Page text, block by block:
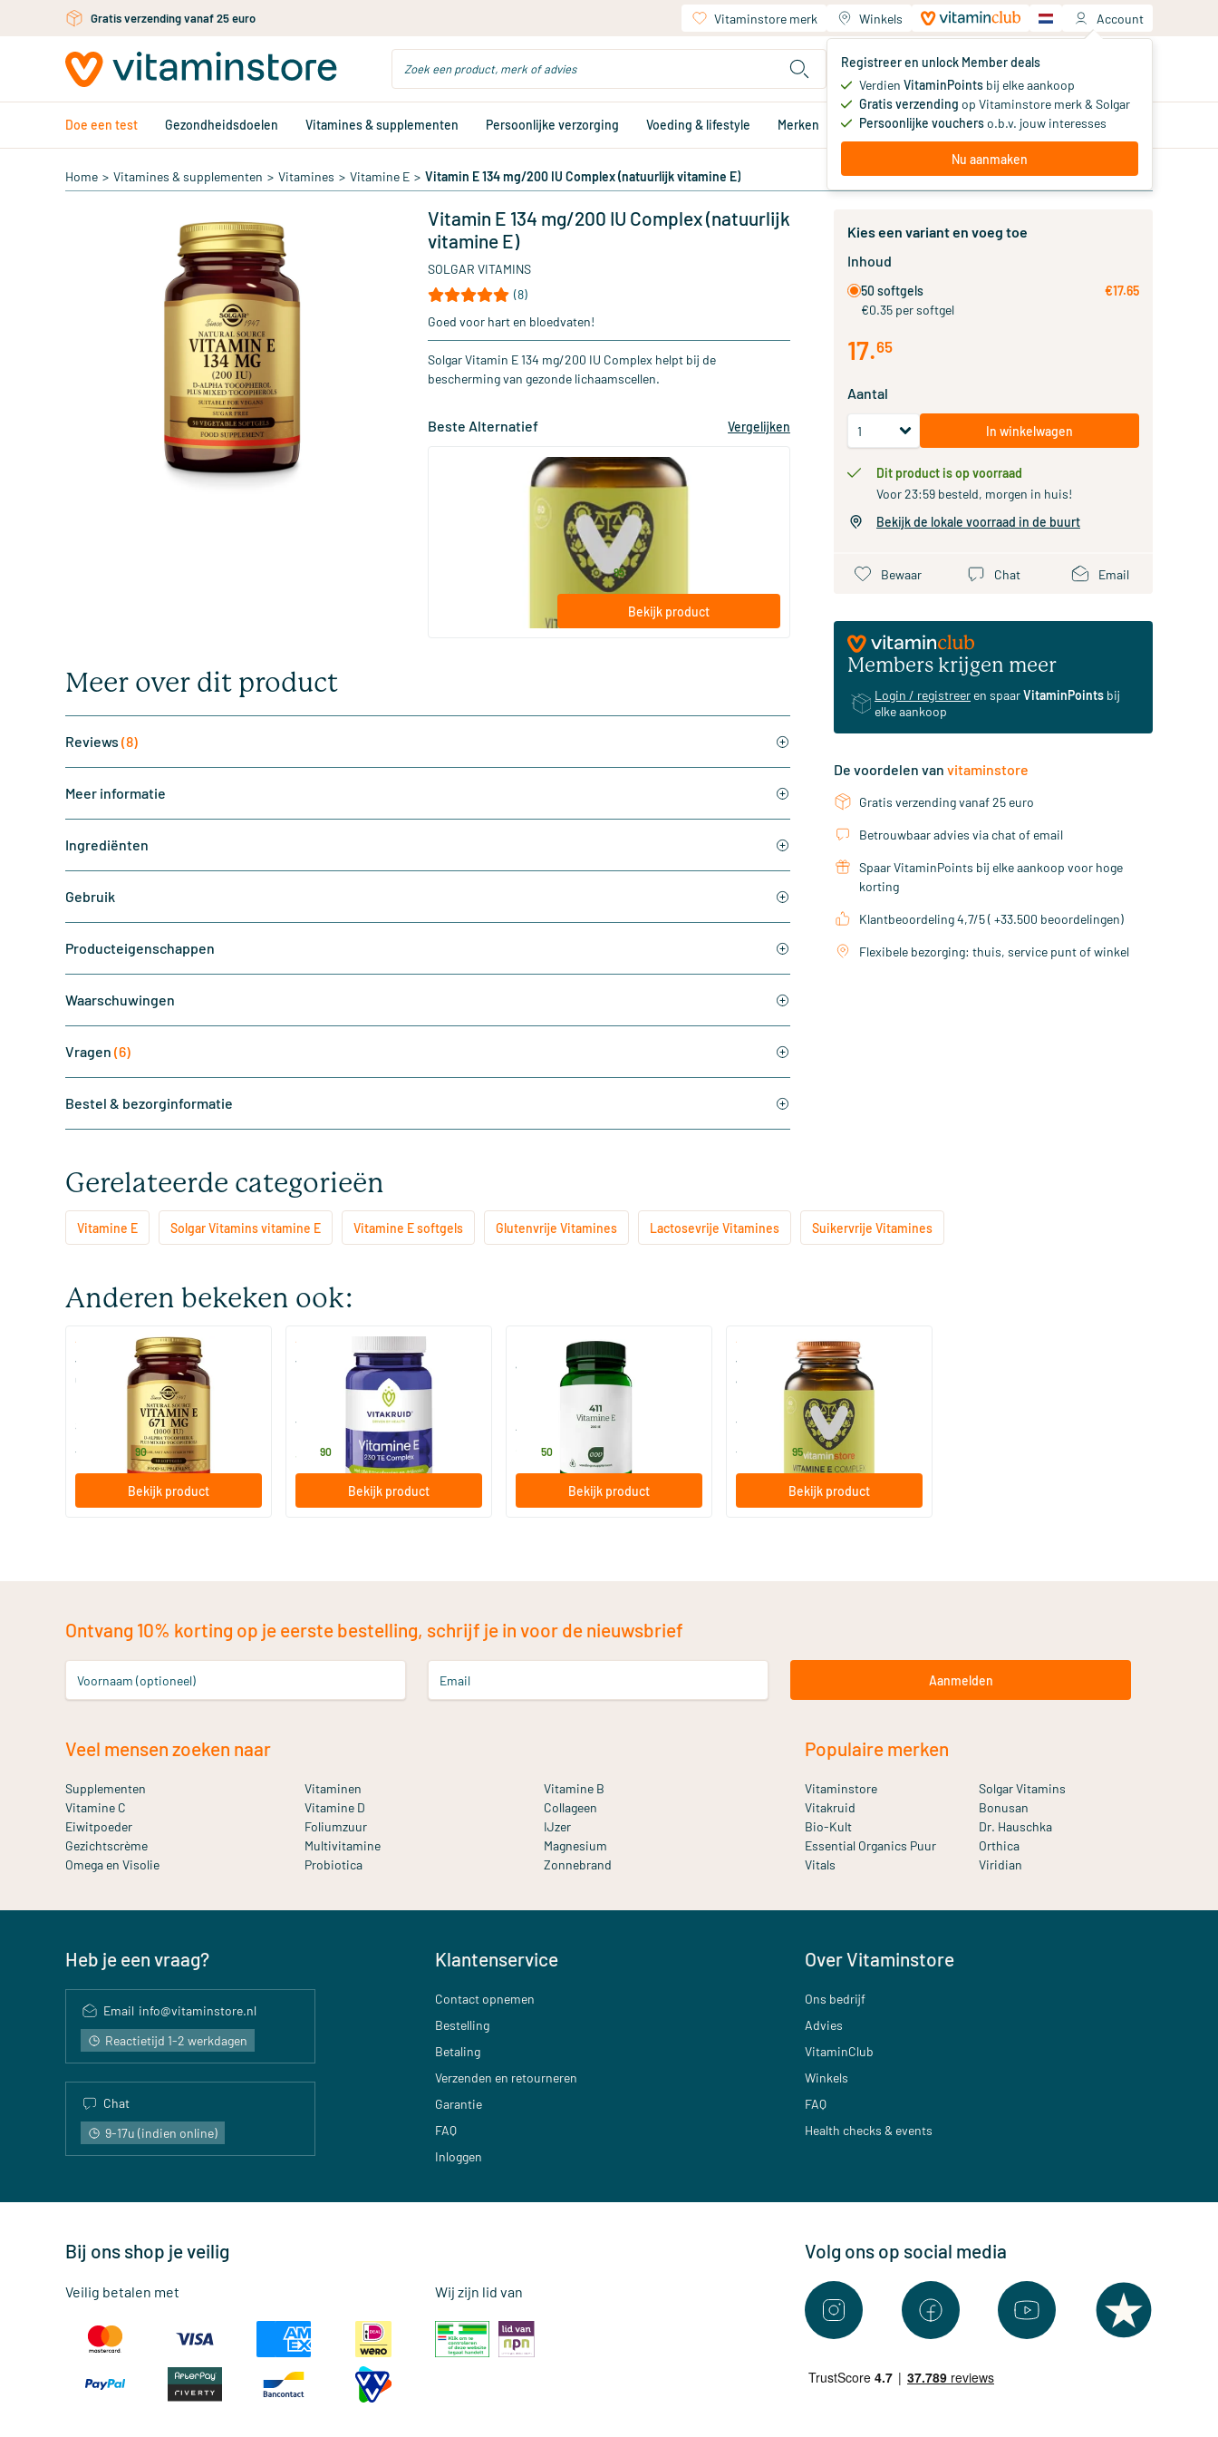
Ga naar de hoofdinhoudGratis verzending vanaf 25 euro Vitaminstore merk Winkels Account
Registreer en unlock Member deals
Verdien VitaminPoints bij elke aankoop
Gratis verzending op Vitaminstore merk & Solgar
Persoonlijke voucherso.b.v. jouw interesses
Nu aanmaken
Jouw winkelwagen
Je hebt nog geen producten
Doe een test Gezondheidsdoelen Vitamines & supplementen Persoonlijke verzorging Voeding & lifestyle Merken Aanbiedingen Memberdeals
Home > Vitamines & supplementen > Vitamines > Vitamine E > Vitamin E 134 mg/200 IU Complex (natuurlijk vitamine E)
Vitamin E 134 mg/200 IU Complex (natuurlijk
vitamine E)
SOLGAR VITAMINS
(8)
Goed voor hart en bloedvaten!
Solgar Vitamin E 134 mg/200 IU Complex helpt bij de
bescherming van gezonde lichaamscellen.
Beste Alternatief Vergelijken
(10)
Vitamine E Complex (voorheen E 400
IE)
60/​120 softgels
Vitaminstore
vanaf19.95
Bekijk product
Meer over dit product
Reviews (8)
Meer informatie
Ingrediënten
Gebruik
Producteigenschappen
Waarschuwingen
Vragen (6)
Bestel & bezorginformatie
Kies een variant en voeg toe
Inhoud
50 softgels
€0.35 per softgel
€17.65
17.65
Aantal
In winkelwagen
Dit product is op voorraad
Voor 23:59 besteld, morgen in huis!
Bekijk de lokale voorraad in de buurt
Bewaar Chat Email
Members krijgen meer
Login / registreer en spaarVitaminPoints bij
elke aankoop
De voordelen van vitaminstore
Gratis verzending vanaf 25 euro
Betrouwbaar advies via chat of email
Spaar VitaminPoints bij elke aankoop voor hoge
korting
Klantbeoordeling 4,7/5 ( +33.500 beoordelingen)
Flexibele bezorging: thuis, service punt of winkel
Gerelateerde categorieën
Vitamine E Solgar Vitamins vitamine E Vitamine E softgels Glutenvrije Vitamines Lactosevrije Vitamines Suikervrije Vitamines
Anderen bekeken ook:
(7)
Vitamin E 671 mg/1000 IU
Complex (natuurlijk vitamine E)
100 softgels
Solgar Vitamins
vanaf .90
Bekijk product
Vitamine E 230 TE Complex
Vitakruid
39 90
Bekijk product
411 Vitamine E 200 IE
90 capsules
AOV Voedingssupplementen
50
Bekijk product
(10)
Vitamine E Complex (voorheen E
400 IE)
60/​120 softgels
Vitaminstore
vanaf 95
Bekijk product
Ontvang 10% korting op je eerste bestelling, schrijf je in voor de nieuwsbrief
Voornaam (optioneel) Email Aanmelden
Veel mensen zoeken naar
Supplementen Vitaminen
Vitamine B
Vitamine C
Vitamine D
Collageen
Eiwitpoeder
Foliumzuur
IJzer
Gezichtscrème
Multivitamine
Magnesium
Omega en Visolie
Probiotica Zonnebrand
Populaire merken
Vitaminstore
Solgar Vitamins
Vitakruid
Bonusan
Bio-Kult
Dr. Hauschka
Essential Organics Puur
Orthica
Vitals
Viridian
Heb je een vraag?
Email info@vitaminstore.nl
Reactietijd 1-2 werkdagen
Chat
9-17u (indien online)
Klantenservice
Contact opnemen
Bestelling
Betaling
Verzenden en retourneren
Garantie
FAQ
Inloggen
Over Vitaminstore
Ons bedrijf
Advies
VitaminClub
Winkels
FAQ
Health checks & events
Bij ons shop je veilig
Veilig betalen met Wij zijn lid van
Volg ons op social media